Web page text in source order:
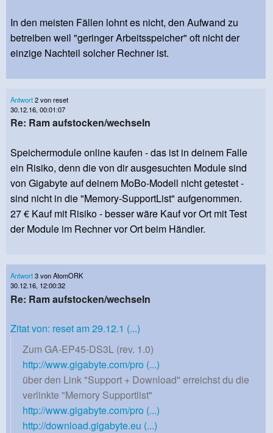
In den meisten Fällen lohnt es nicht, den Aufwand zu
betreiben weil "geringer Arbeitsspeicher" oft nicht der
einzige Nachteil solcher Rechner ist.
Antwort2 von reset
30.12.16, 00:01:07
Re: Ram aufstocken/wechseln
Speichermodule online kaufen - das ist in deinem Falle
ein Risiko, denn die von dir ausgesuchten Module sind
von Gigabyte auf deinem MoBo-Modell nicht getestet -
sind nicht in die "Memory-SupportList" aufgenommen.
27 € Kauf mit Risiko - besser wäre Kauf vor Ort mit Test
der Module im Rechner vor Ort beim Händler.
Antwort3 von AtomORK
30.12.16, 12:00:32
Re: Ram aufstocken/wechseln
Zitat von: reset am 29.12.1 (...)
Zum GA-EP45-DS3L (rev. 1.0)
http://www.gigabyte.com/pro (...)
über den Link "Support + Download" erreichst du die
verlinkte "Memory Supportlist"
http://www.gigabyte.com/pro (...)
http://download.gigabyte.eu (...)